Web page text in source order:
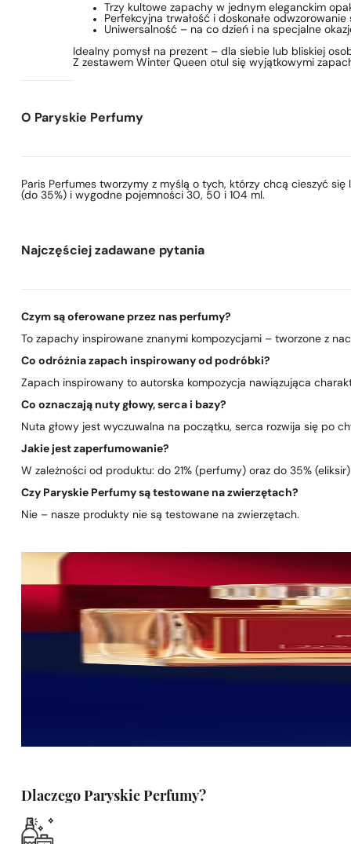
Trzy kultowe zapachy w jednym eleganckim
Perfekcyjna trwałość i doskonałe
Uniwersalność – na co dzień i na specjalne
Idealny pomysł na prezent – dla siebie lub bliskiej
Z zestawem Winter Queen otul się wyjątkowymi
O Paryskie Perfumy
Paris Perfumes tworzymy z myślą o tych, którzy chcą cieszyć
(do 35%) i wygodne pojemności 30, 50 i 104 ml.
Najczęściej zadawane pytania
Czym są oferowane przez nas perfumy?
To zapachy inspirowane znanymi kompozycjami – tworzone z
Co odróżnia zapach inspirowany od podróbki?
Zapach inspirowany to autorska kompozycja nawiązująca
Co oznaczają nuty głowy, serca i bazy?
Nuta głowy jest wyczuwalna na początku, serca rozwija się po
Jakie jest zaperfumowanie?
W zależności od produktu: do 21% (perfumy) oraz do 35%
Czy Paryskie Perfumy są testowane na zwierzętach?
Nie – nasze produkty nie są testowane na zwierzętach.
Dlaczego Paryskie Perfumy?